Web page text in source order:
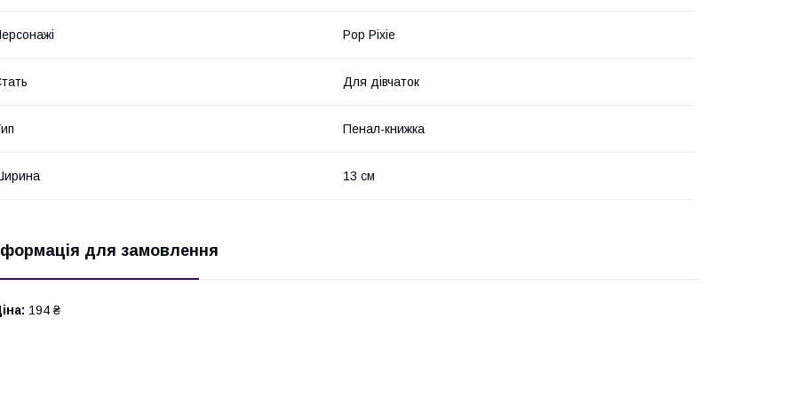
Pop Pixie
Для дівчаток
Пенал-книжка
13 см
для замовлення
194 ₴